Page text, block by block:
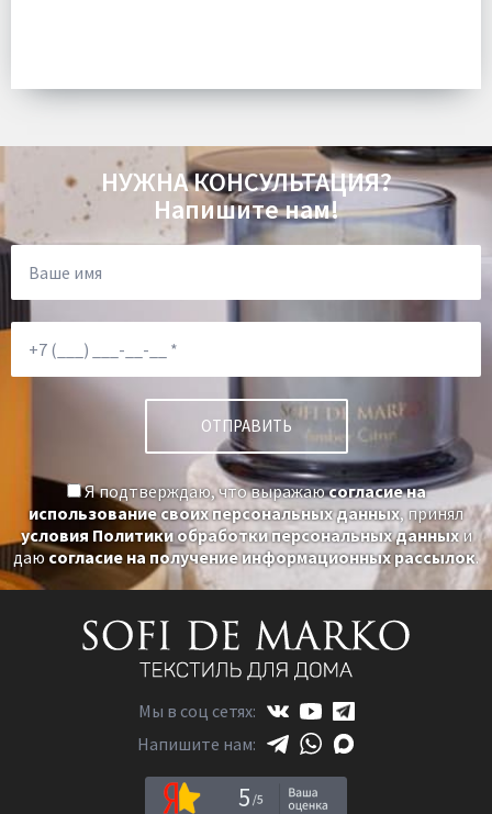
НУЖНА КОНСУЛЬТАЦИЯ?
Напишите нам!
Я подтверждаю, что выражаюсогласие на
использование своих персональных данных, принял
условия Политики обработки персональных данныхи
даюсогласие на получение информационных рассылок.
Мы в соц сетях:
Напишите нам:
5